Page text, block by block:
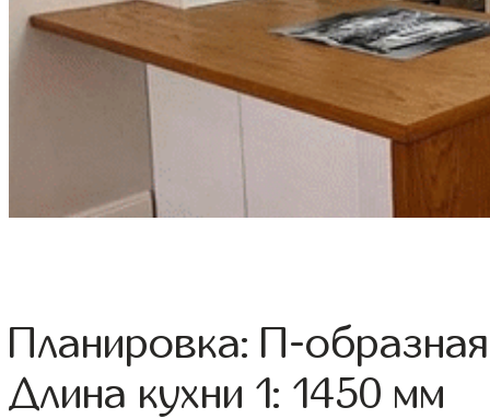
Планировка: П-образная
Длина кухни 1: 1450 мм